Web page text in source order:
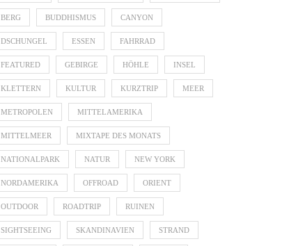
BERG BUDDHISMUS CANYON
DSCHUNGEL ESSEN FAHRRAD
FEATURED GEBIRGE HÖHLE INSEL
KLETTERN KULTUR KURZTRIP MEER
METROPOLEN MITTELAMERIKA
MITTELMEER MIXTAPE DES MONATS
NATIONALPARK NATUR NEW YORK
NORDAMERIKA OFFROAD ORIENT
OUTDOOR ROADTRIP RUINEN
SIGHTSEEING SKANDINAVIEN STRAND